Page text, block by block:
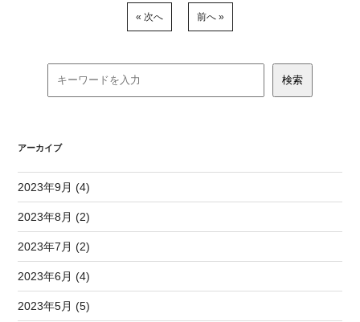
« 次へ 前へ »
アーカイブ
2023年9月 (4)
2023年8月 (2)
2023年7月 (2)
2023年6月 (4)
2023年5月 (5)